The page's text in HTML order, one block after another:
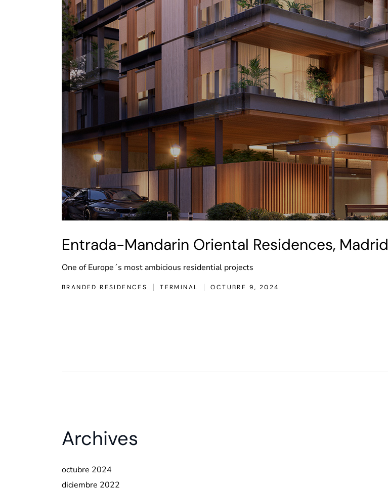
Entrada-Mandarin Oriental Residences, Madrid
One of Europe´s most ambicious residential projects
BRANDED RESIDENCES TERMINAL OCTUBRE 9, 2024
Archives
octubre 2024
diciembre 2022